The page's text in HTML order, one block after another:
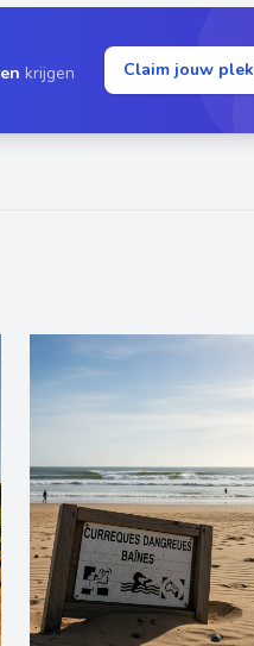
krijgen
Claim jouw plek